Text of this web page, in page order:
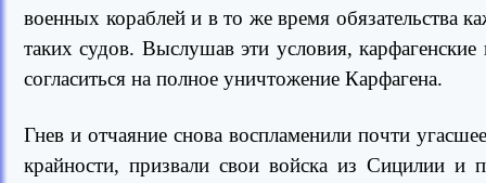
военных кораблей и в то же время обязательства
таких судов. Выслушав эти условия,
согласиться на полное уничтожение Карфагена.
Гнев и отчаяние снова воспламенили почти
крайности, призвали свои войска из Сицилии